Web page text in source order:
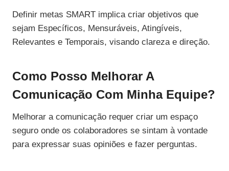
Definir metas SMART implica criar objetivos que
sejam Específicos, Mensuráveis, Atingíveis,
Relevantes e Temporais, visando clareza e direção.
Como Posso Melhorar A
Comunicação Com Minha Equipe?
Melhorar a comunicação requer criar um espaço
seguro onde os colaboradores se sintam à vontade
para expressar suas opiniões e fazer perguntas.